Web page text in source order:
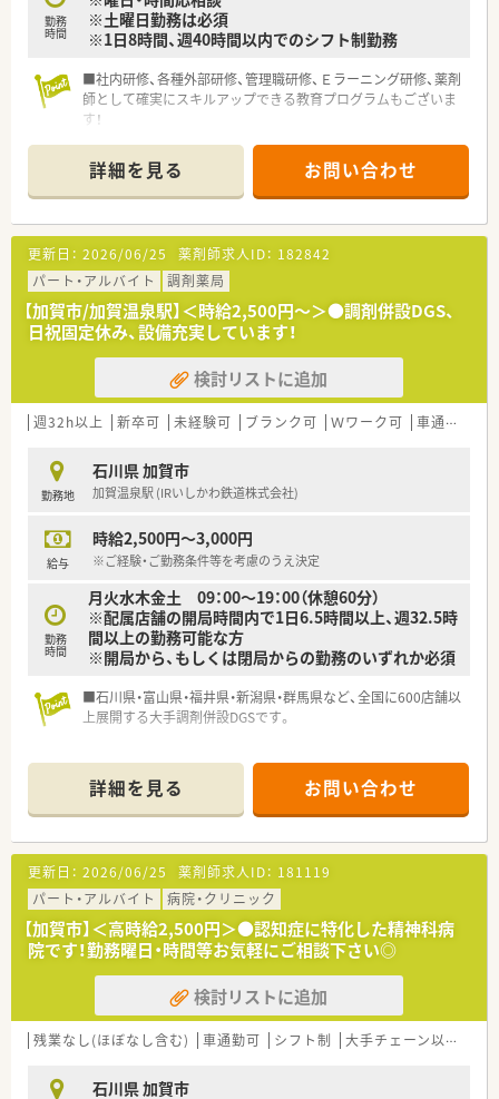
勤務
時間
※土曜日勤務は必須
※1日8時間、週40時間以内でのシフト制勤務
■社内研修、各種外部研修、管理職研修、Ｅラーニング研修、薬剤
師として確実にスキルアップできる教育プログラムもございま
す！
詳細を見る お問い合わせ
更新日： 2026/06/25 薬剤師求人ID： 182842
パート・アルバイト
調剤薬局
【加賀市/加賀温泉駅】＜時給2,500円～＞●調剤併設DGS、
日祝固定休み、設備充実しています！
検討リストに追加
週32h以上 新卒可 未経験可 ブランク可 Ｗワーク可 車通勤可
勤務地
石川県 加賀市
加賀温泉駅 (IRいしかわ鉄道株式会社)
給与
時給2,500円～3,000円
※ご経験・ご勤務条件等を考慮のうえ決定
勤務
時間
月火水木金土 09：00～19：00（休憩60分）
※配属店舗の開局時間内で1日6.5時間以上、週32.5時
間以上の勤務可能な方
※開局から、もしくは閉局からの勤務のいずれか必須
■石川県・富山県・福井県・新潟県・群馬県など、全国に600店舗以
上展開する大手調剤併設DGSです。
詳細を見る お問い合わせ
更新日： 2026/06/25 薬剤師求人ID： 181119
パート・アルバイト
病院・クリニック
【加賀市】＜高時給2,500円＞●認知症に特化した精神科病
院です！勤務曜日・時間等お気軽にご相談下さい◎
検討リストに追加
残業なし(ほぼなし含む) 車通勤可 シフト制 大手チェーン以外
石川県 加賀市